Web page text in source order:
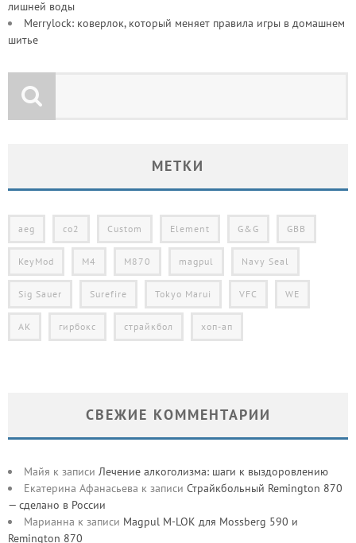
лишней воды
Merrylock: коверлок, который меняет правила игры в домашнем
шитье
МЕТКИ
aeg co2 Custom Element G&G GBB
KeyMod M4 M870 magpul Navy Seal
Sig Sauer Surefire Tokyo Marui VFC WE
АК гирбокс страйкбол хоп-ап
СВЕЖИЕ КОММЕНТАРИИ
Майя к записи Лечение алкоголизма: шаги к выздоровлению
Екатерина Афанасьева к записи Страйкбольный Remington 870
— сделано в России
Марианна к записи Magpul M-LOK для Mossberg 590 и
Remington 870